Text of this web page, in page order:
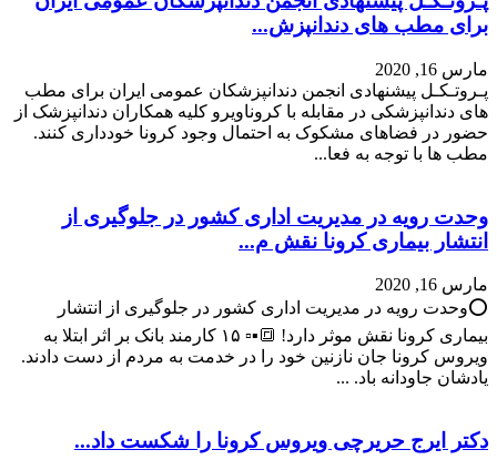
برای مطب های دندانپزش...
مارس 16, 2020
پـروتـکـل پیشنهادی انجمن دندانپزشکان عمومی ایران برای مطب
های دندانپزشکی در مقابله با کروناویرو کلیه همکاران دندانپزشک از
حضور در فضاهای مشکوک به احتمال وجود کرونا خودداری کنند.
مطب ها با توجه به فعا...
وحدت رویه در مدیریت اداری کشور در جلوگیری از
انتشار بیماری کرونا نقش م...
مارس 16, 2020
⭕️وحدت رویه در مدیریت اداری کشور در جلوگیری از انتشار
بیماری کرونا نقش موثر دارد! 🔳▪️▫️ ۱۵ کارمند بانک بر اثر ابتلا به
ویروس کرونا جان نازنین خود را در خدمت به مردم از دست دادند.
یادشان جاودانه باد. ...
دکتر ایرج حریرچی ویروس کرونا را شکست داد...